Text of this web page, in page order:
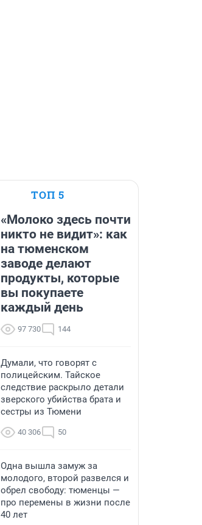
ТОП 5
«Молоко здесь почти
никто не видит»: как
на тюменском
заводе делают
продукты, которые
вы покупаете
каждый день
97 730 144
Думали, что говорят с
полицейским. Тайское
следствие раскрыло детали
зверского убийства брата и
сестры из Тюмени
40 306 50
Одна вышла замуж за
молодого, второй развелся и
обрел свободу: тюменцы —
про перемены в жизни после
40 лет